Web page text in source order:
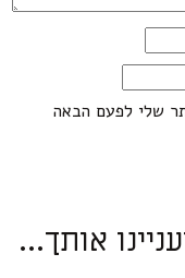
שלי לפעם הבאה
אותך...